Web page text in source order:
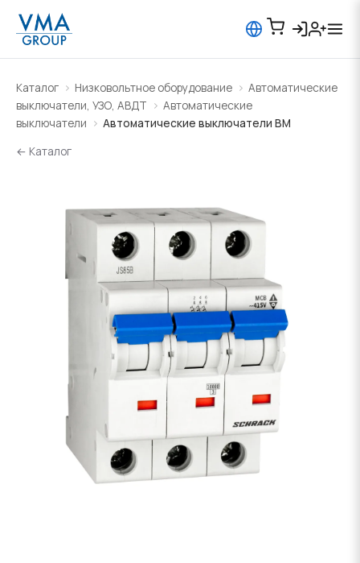
Каталог Низковольтное оборудование
Автоматические
выключатели, УЗО, АВДТ
Автоматические
выключатели
Автоматические выключатели BM
← Каталог